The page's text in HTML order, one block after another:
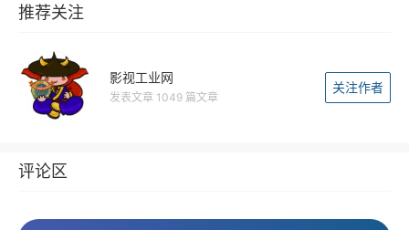
推荐关注
影视工业网
发表文章 1049 篇文章
关注作者
评论区